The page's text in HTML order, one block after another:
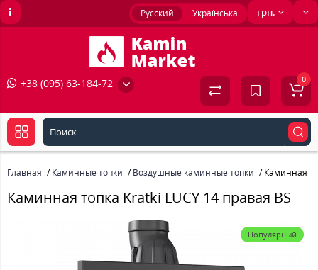
грн.
Русский Українська
+38 (095) 63-184-72 0
Главная Каминные топки Воздушные каминные топки Каминная
Каминная топка Kratki LUCY 14 правая BS
Популярный